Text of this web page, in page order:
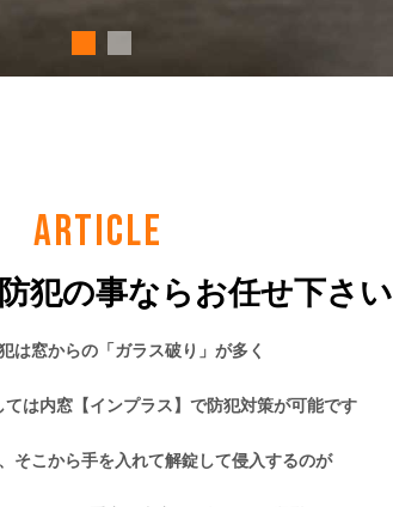
ARTICLE
犯の事ならお任せ下さい